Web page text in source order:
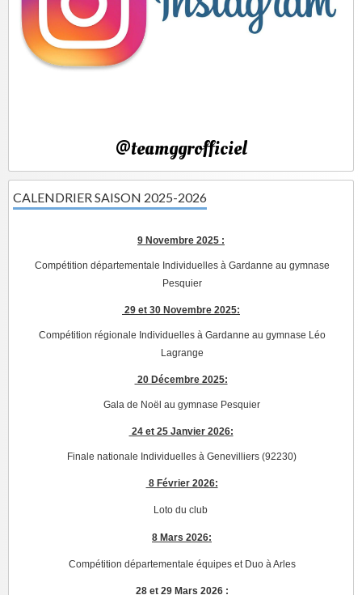
@teamggrofficiel
CALENDRIER SAISON 2025-2026
9 Novembre 2025 :
Compétition départementale Individuelles à Gardanne au gymnase
Pesquier
29 et 30 Novembre 2025:
Compétition régionale Individuelles à Gardanne au gymnase Léo
Lagrange
20 Décembre 2025:
Gala de Noël au gymnase Pesquier
24 et 25 Janvier 2026:
Finale nationale Individuelles à Genevilliers (92230)
8 Février 2026:
Loto du club
8 Mars 2026:
Compétition départementale équipes et Duo à Arles
28 et 29 Mars 2026 :